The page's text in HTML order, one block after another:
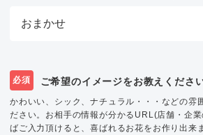
必須 ご希望のイメージをお教えください
かわいい、シック、ナチュラル・・・などの雰
ださい。お相手の情報が分かるURL(店舗・企
ばご入力頂けると、喜ばれるお花をお作り出来